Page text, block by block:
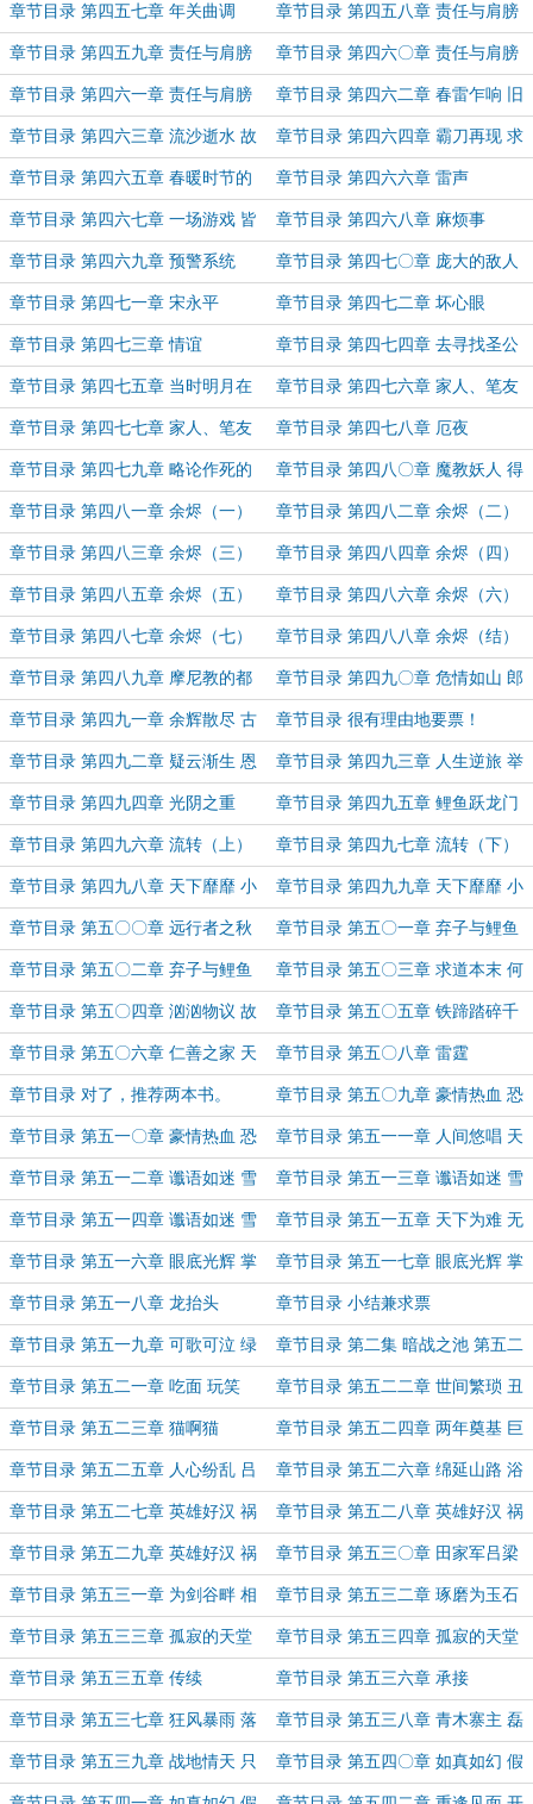
（中）
章节目录 第四五七章 年关曲调 章节目录 第四五八章 责任与肩膀
（一）
章节目录 第四五九章 责任与肩膀
（二）
章节目录 第四六〇章 责任与肩膀
（三）
章节目录 第四六一章 责任与肩膀
（四）
章节目录 第四六二章 春雷乍响 旧
戏新篇
章节目录 第四六三章 流沙逝水 故
梦荒途
章节目录 第四六四章 霸刀再现 求
援京师
章节目录 第四六五章 春暖时节的
近亲远朋
章节目录 第四六六章 雷声
章节目录 第四六七章 一场游戏 皆
大欢喜
章节目录 第四六八章 麻烦事
章节目录 第四六九章 预警系统 章节目录 第四七〇章 庞大的敌人
章节目录 第四七一章 宋永平 章节目录 第四七二章 坏心眼
章节目录 第四七三章 情谊 章节目录 第四七四章 去寻找圣公
的宝藏吧，少年！
章节目录 第四七五章 当时明月在
曾照彩云归
章节目录 第四七六章 家人、笔友
（上）
章节目录 第四七七章 家人、笔友
（下）
章节目录 第四七八章 厄夜
章节目录 第四七九章 略论作死的
三两种方法
章节目录 第四八〇章 魔教妖人 得
而诛之
章节目录 第四八一章 余烬（一） 章节目录 第四八二章 余烬（二）
章节目录 第四八三章 余烬（三） 章节目录 第四八四章 余烬（四）
章节目录 第四八五章 余烬（五） 章节目录 第四八六章 余烬（六）
章节目录 第四八七章 余烬（七） 章节目录 第四八八章 余烬（结）
章节目录 第四八九章 摩尼教的都
得死！
章节目录 第四九〇章 危情如山 郎
心似铁
章节目录 第四九一章 余辉散尽 古
旧桥头
章节目录 很有理由地要票！
章节目录 第四九二章 疑云渐生 恩
仇难泯
章节目录 第四九三章 人生逆旅 举
步难回
章节目录 第四九四章 光阴之重 章节目录 第四九五章 鲤鱼跃龙门
章节目录 第四九六章 流转（上） 章节目录 第四九七章 流转（下）
章节目录 第四九八章 天下靡靡 小
城大事（上）
章节目录 第四九九章 天下靡靡 小
城大事（下）
章节目录 第五〇〇章 远行者之秋 章节目录 第五〇一章 弃子与鲤鱼
（上）
章节目录 第五〇二章 弃子与鲤鱼
（下）
章节目录 第五〇三章 求道本末 何
以为战
章节目录 第五〇四章 汹汹物议 故
旧相疑
章节目录 第五〇五章 铁蹄踏碎千
般业
章节目录 第五〇六章 仁善之家 天
下福祉
章节目录 第五〇八章 雷霆
章节目录 对了，推荐两本书。 章节目录 第五〇九章 豪情热血 恐
怖冰凉（上）
章节目录 第五一〇章 豪情热血 恐
怖冰凉（下）
章节目录 第五一一章 人间悠唱 天
上繁星
章节目录 第五一二章 谶语如迷 雪
落无声（上）
章节目录 第五一三章 谶语如迷 雪
落无声（中）
章节目录 第五一四章 谶语如迷 雪
落无声（下）
章节目录 第五一五章 天下为难 无
人认错
章节目录 第五一六章 眼底光辉 掌
中烛火（上）
章节目录 第五一七章 眼底光辉 掌
中烛火（下）
章节目录 第五一八章 龙抬头 章节目录 小结兼求票
章节目录 第五一九章 可歌可泣 绿
林传说
章节目录 第二集 暗战之池 第五二
〇章 混沌杀场 孰是好人
章节目录 第五二一章 吃面 玩笑 章节目录 第五二二章 世间繁琐 丑
陋污浊
章节目录 第五二三章 猫啊猫 章节目录 第五二四章 两年奠基 巨
舰雏形
章节目录 第五二五章 人心纷乱 吕
梁山前
章节目录 第五二六章 绵延山路 浴
血菩提
章节目录 第五二七章 英雄好汉 祸
水红颜（上）
章节目录 第五二八章 英雄好汉 祸
水红颜（中）
章节目录 第五二九章 英雄好汉 祸
水红颜（下）
章节目录 第五三〇章 田家军吕梁
显身手 于玉麟一日战双魔
章节目录 第五三一章 为剑谷畔 相
遇阶前
章节目录 第五三二章 琢磨为玉石
风化为尘沙
章节目录 第五三三章 孤寂的天堂
疯人的伊甸（上）
章节目录 第五三四章 孤寂的天堂
疯人的伊甸（下）
章节目录 第五三五章 传续 章节目录 第五三六章 承接
章节目录 第五三七章 狂风暴雨 落
棋之声
章节目录 第五三八章 青木寨主 磊
落光明
章节目录 第五三九章 战地情天 只 章节目录 第五四〇章 如真如幻 假